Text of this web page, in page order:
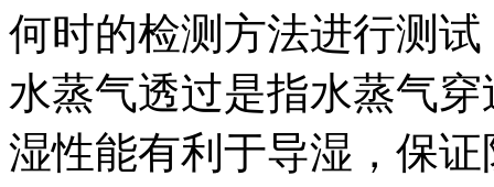
何时的检测方法进行测
水蒸气透过是指水蒸气
湿性能有利于导湿，保